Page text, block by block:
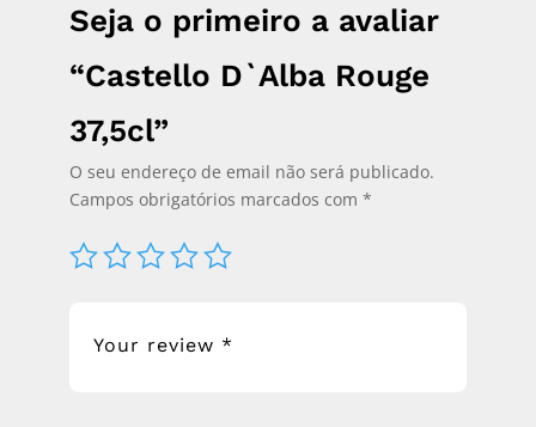
Seja o primeiro a avaliar
“Castello D`Alba Rouge
37,5cl”
O seu endereço de email não será publicado.
Campos obrigatórios marcados com*